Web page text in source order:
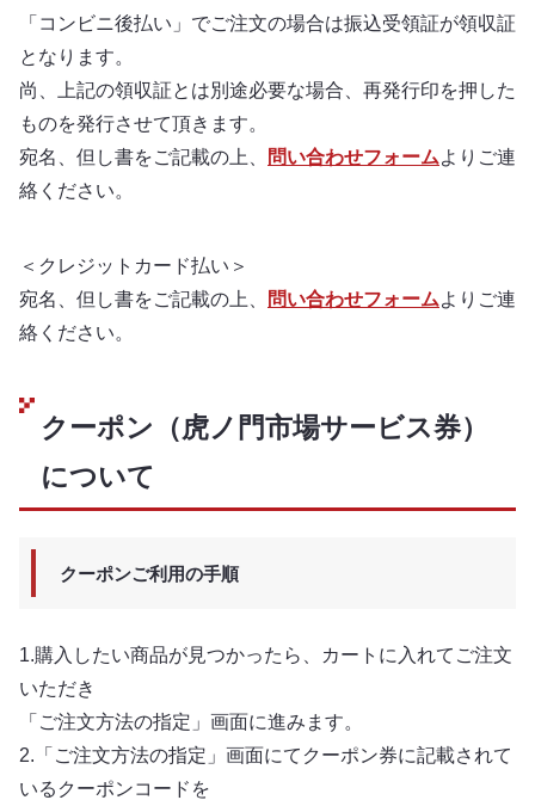
「コンビニ後払い」でご注文の場合は振込受領証が領収証
となります。
尚、上記の領収証とは別途必要な場合、再発行印を押した
ものを発行させて頂きます。
宛名、但し書をご記載の上、
問い合わせフォームよりご連
絡ください。
＜クレジットカード払い＞
宛名、但し書をご記載の上、
問い合わせフォームよりご連
絡ください。
クーポン（虎ノ門市場サービス券）
について
クーポンご利用の手順
1.購入したい商品が見つかったら、カートに入れてご注文
いただき
「ご注文方法の指定」画面に進みます。
2.「ご注文方法の指定」画面にてクーポン券に記載されて
いるクーポンコードを